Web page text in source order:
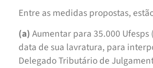
Entre as medidas propostas,
(a)Aumentar para 35.000
data de sua lavratura, para
Delegado Tributário de